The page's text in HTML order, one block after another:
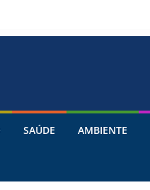
SAÚDE AMBIENTE